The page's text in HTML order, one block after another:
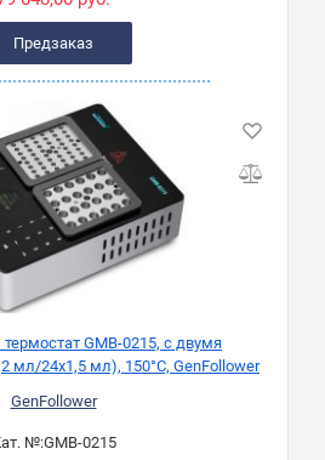
Предзаказ
GMB-0215, с двумя
мл/24х1,5 мл), 150°C, GenFollower
GenFollower
№:GMB-0215